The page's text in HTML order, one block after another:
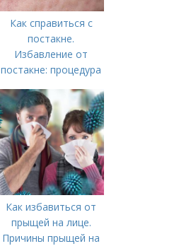
Как справиться с
постакне.
Избавление от
постакне: процедура
Как избавиться от
прыщей на лице.
Причины прыщей на